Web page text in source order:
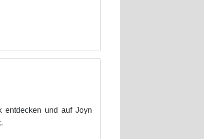
und auf Joyn